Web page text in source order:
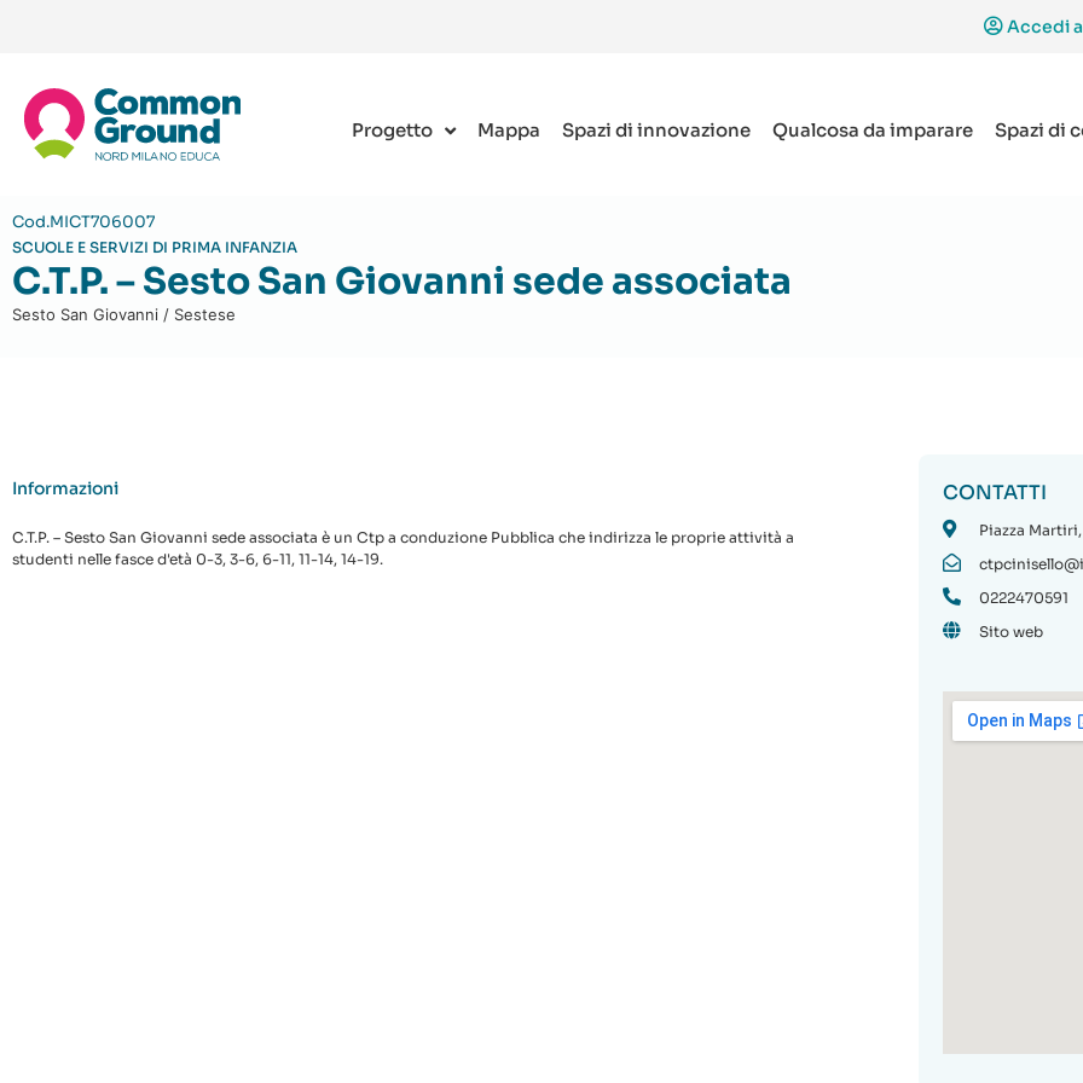
Accedi
Progetto Mappa Spazi di innovazione Qualcosa da imparare Spazi di
Cod.MICT706007
SCUOLE E SERVIZI DI PRIMA INFANZIA
C.T.P. – Sesto San Giovanni sede associata
Sesto San Giovanni / Sestese
Informazioni
C.T.P. – Sesto San Giovanni sede associata è un Ctp a conduzione Pubblica che indirizza le proprie attività a
studenti nelle fasce d'età 0-3, 3-6, 6-11, 11-14, 14-19.
CONTATTI
Piazza
0222470591
Sito web